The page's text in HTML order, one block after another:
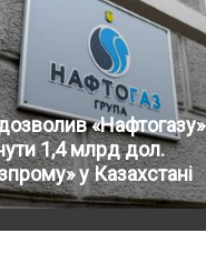
«Нафтогазу»
1,4 млрд дол.
у Казахстані